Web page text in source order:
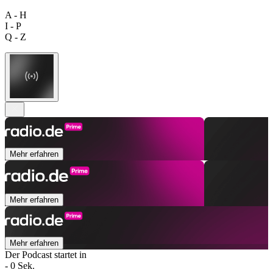
A - H
I - P
Q - Z
Mehr erfahren
Mehr erfahren
Mehr erfahren
Der Podcast startet in
- 0 Sek.